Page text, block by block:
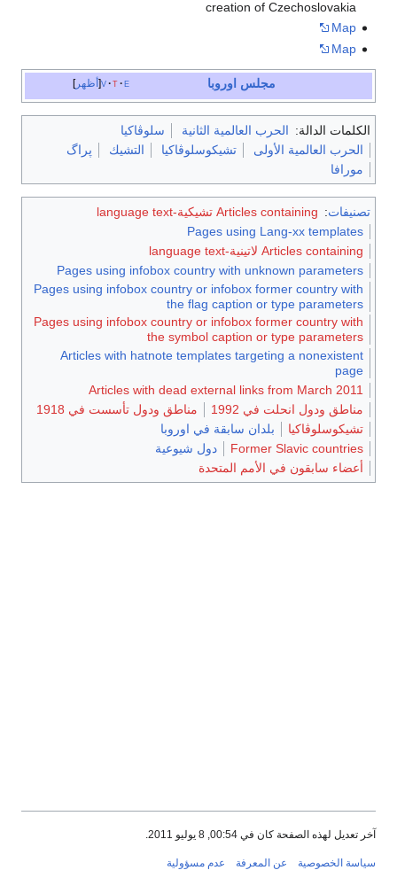
creation of Czechoslovakia
Map
Map
أظهر v t e مجلس اوروبا
الكلمات الدالة: الحرب العالمية الثانية
سلوڤاكيا
الحرب العالمية الأولى
تشيكوسلوڤاكيا التشيك
پراگ
مورافا
تصنيفات: Articles containing تشيكية-language text
Pages using Lang-xx templates
Articles containing لاتينية-language text
Pages using infobox country with unknown parameters
Pages using infobox country or infobox former country with
the flag caption or type parameters
Pages using infobox country or infobox former country with
the symbol caption or type parameters
Articles with hatnote templates targeting a nonexistent
page
Articles with dead external links from March 2011
مناطق ودول انحلت في 1992
مناطق ودول تأسست في 1918
تشيكوسلوڤاكيا
بلدان سابقة في اوروبا
Former Slavic countries
دول شيوعية
أعضاء سابقون في الأمم المتحدة
آخر تعديل لهذه الصفحة كان في 00:54, 8 يوليو 2011.
سياسة الخصوصية عن المعرفة عدم مسؤولية